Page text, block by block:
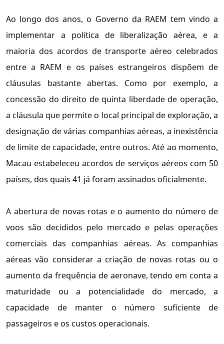
Ao longo dos anos, o Governo da RAEM tem vindo a
implementar a política de liberalização aérea, e a
maioria dos acordos de transporte aéreo celebrados
entre a RAEM e os países estrangeiros dispõem de
cláusulas bastante abertas. Como por exemplo, a
concessão do direito de quinta liberdade de operação,
a cláusula que permite o local principal de exploração, a
designação de várias companhias aéreas, a inexistência
de limite de capacidade, entre outros. Até ao momento,
Macau estabeleceu acordos de serviços aéreos com 50
países, dos quais 41 já foram assinados oficialmente.
A abertura de novas rotas e o aumento do número de
voos são decididos pelo mercado e pelas operações
comerciais das companhias aéreas. As companhias
aéreas vão considerar a criação de novas rotas ou o
aumento da frequência de aeronave, tendo em conta a
maturidade ou a potencialidade do mercado, a
capacidade de manter o número suficiente de
passageiros e os custos operacionais.